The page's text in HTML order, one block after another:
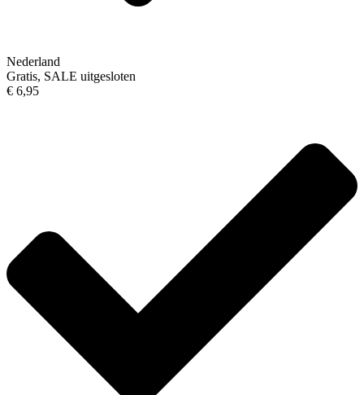
Nederland
Gratis, SALE uitgesloten
€ 6,95